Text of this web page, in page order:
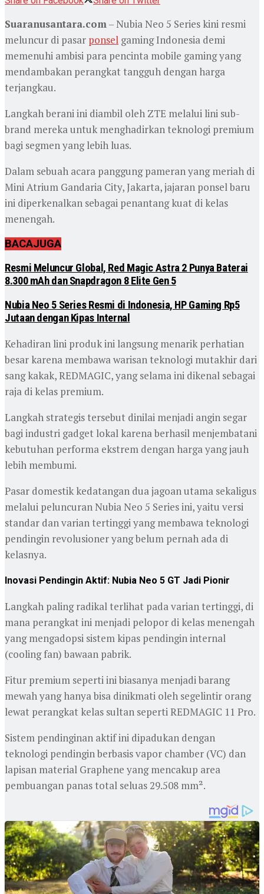
Suaranusantara.com– Nubia Neo 5 Series kini resmi
meluncur di pasar ponsel gaming Indonesia demi
memenuhi ambisi para pencinta mobile gaming yang
mendambakan perangkat tangguh dengan harga
terjangkau.
Langkah berani ini diambil oleh ZTE melalui lini sub-
brand mereka untuk menghadirkan teknologi premium
bagi segmen yang lebih luas.
Dalam sebuah acara panggung pameran yang meriah di
Mini Atrium Gandaria City, Jakarta, jajaran ponsel baru
ini diperkenalkan sebagai penantang kuat di kelas
menengah.
BACAJUGA
Resmi Meluncur Global, Red Magic Astra 2 Punya Baterai
8.300 mAh dan Snapdragon 8 Elite Gen 5
Nubia Neo 5 Series Resmi di Indonesia, HP Gaming Rp5
Jutaan dengan Kipas Internal
Kehadiran lini produk ini langsung menarik perhatian
besar karena membawa warisan teknologi mutakhir dari
sang kakak, REDMAGIC, yang selama ini dikenal sebagai
raja di kelas premium.
Langkah strategis tersebut dinilai menjadi angin segar
bagi industri gadget lokal karena berhasil menjembatani
kebutuhan performa ekstrem dengan harga yang jauh
lebih membumi.
Pasar domestik kedatangan dua jagoan utama sekaligus
melalui peluncuran Nubia Neo 5 Series ini, yaitu versi
standar dan varian tertinggi yang membawa teknologi
pendingin revolusioner yang belum pernah ada di
kelasnya.
Inovasi Pendingin Aktif: Nubia Neo 5 GT Jadi Pionir
Langkah paling radikal terlihat pada varian tertinggi, di
mana perangkat ini menjadi pelopor di kelas menengah
yang mengadopsi sistem kipas pendingin internal
(cooling fan) bawaan pabrik.
Fitur premium seperti ini biasanya menjadi barang
mewah yang hanya bisa dinikmati oleh segelintir orang
lewat perangkat kelas sultan seperti REDMAGIC 11 Pro.
Sistem pendinginan aktif ini dipadukan dengan
teknologi pendingin berbasis vapor chamber (VC) dan
lapisan material Graphene yang mencakup area
pembuangan panas total seluas 29.508 mm².